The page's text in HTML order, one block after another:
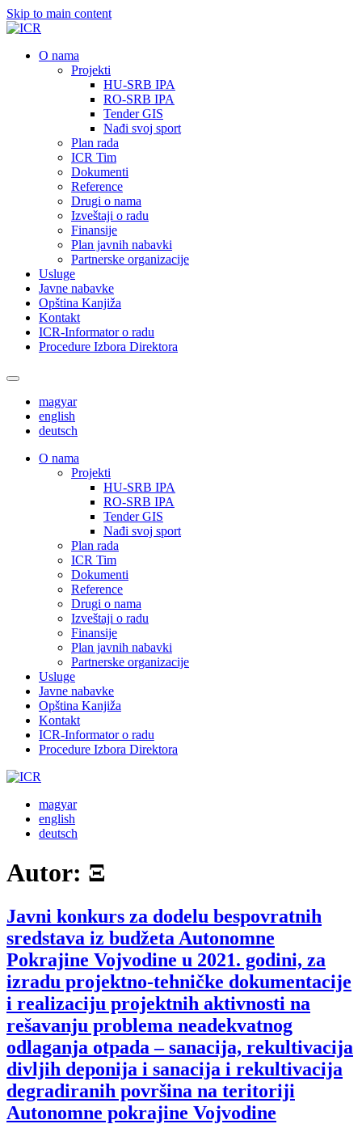
Skip to main content
О nama
Projekti
HU-SRB IPA
RO-SRB IPA
Tender GIS
Nađi svoj sport
Plan rada
ICR Tim
Dokumenti
Reference
Drugi o nama
Izveštaji o radu
Finansije
Plan javnih nabavki
Partnerske organizacije
Usluge
Javne nabavke
Opština Kanjiža
Kontakt
ICR-Informator o radu
Procedure Izbora Direktora
magyar
english
deutsch
О nama
Projekti
HU-SRB IPA
RO-SRB IPA
Tender GIS
Nađi svoj sport
Plan rada
ICR Tim
Dokumenti
Reference
Drugi o nama
Izveštaji o radu
Finansije
Plan javnih nabavki
Partnerske organizacije
Usluge
Javne nabavke
Opština Kanjiža
Kontakt
ICR-Informator o radu
Procedure Izbora Direktora
magyar
english
deutsch
Autor: Ξ
Javni konkurs za dodelu bespovratnih
sredstava iz budžeta Autonomne
Pokrajine Vojvodine u 2021. godini, za
izradu projektno-tehničke dokumentacije
i realizaciju projektnih aktivnosti na
rešavanju problema neadekvatnog
odlaganja otpada – sanacija, rekultivacija
divljih deponija i sanacija i rekultivacija
degradiranih površina na teritoriji
Autonomne pokrajine Vojvodine